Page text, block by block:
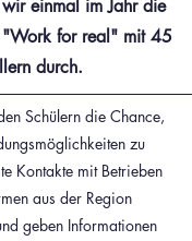
einmal im Jahr die
"Work for real" mit 45
durch.
Schülern die Chance,
zu
Kontakte mit Betrieben
aus der Region
geben Informationen